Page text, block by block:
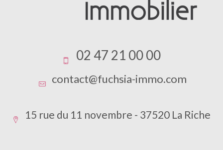
02 47 21 00 00
contact@fuchsia-immo.com
15 rue du 11 novembre - 37520 La Riche